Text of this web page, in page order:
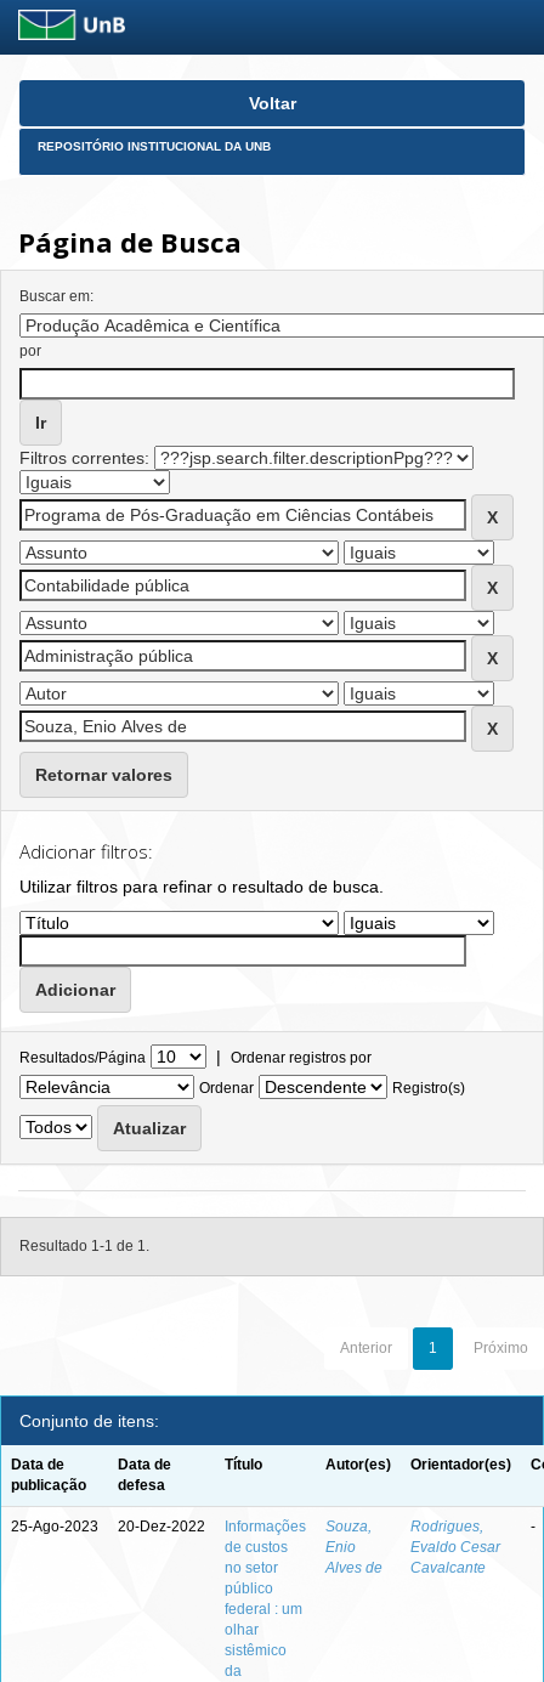
Skip
Voltar
REPOSITÓRIO INSTITUCIONAL DA UNB
Página de Busca
Buscar em:
por
Filtros correntes:
Retornar valores
Adicionar filtros:
Utilizar filtros para refinar o resultado de busca.
Resultados/Página | Ordenar registros por
Ordenar
Registro(s)
Resultado 1-1 de 1.
Anterior 1 Próximo
Conjunto de itens:
Data de
publicação
Data de
defesa
Título Autor(es) Orientador(es)
25-Ago-2023 20-Dez-2022
Informações
de custos
no setor
público
federal : um
olhar
sistêmico
da
Souza,
Enio
Alves de
Rodrigues,
Evaldo Cesar
Cavalcante
-